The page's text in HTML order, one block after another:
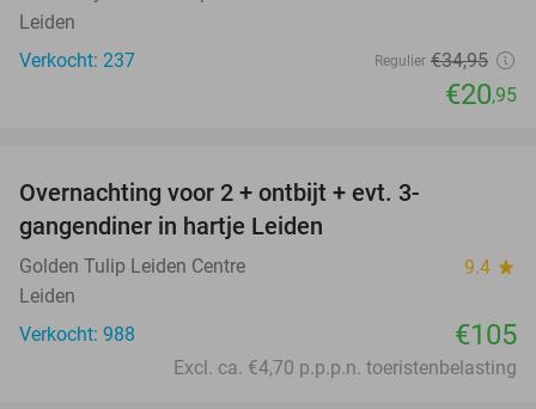
Leiden
Verkocht: 237
Regulier €34,95
€20,95
Overnachting voor 2 + ontbijt + evt. 3-
gangendiner in hartje Leiden
Golden Tulip Leiden Centre 9.4 star
Leiden
Verkocht: 988
€105
Excl. ca. €4,70 p.p.p.n. toeristenbelasting